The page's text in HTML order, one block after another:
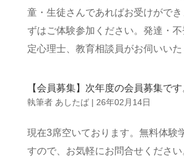
童・生徒さんであればお受けができ
ずはご体験参加ください。発達・
定心理士、教育相談員がお伺いいた
【会員募集】次年度の会員募集です
執筆者 あしたば| 26年02月14日
現在3席空いております。無料体験
すので、お気軽にお問合せください